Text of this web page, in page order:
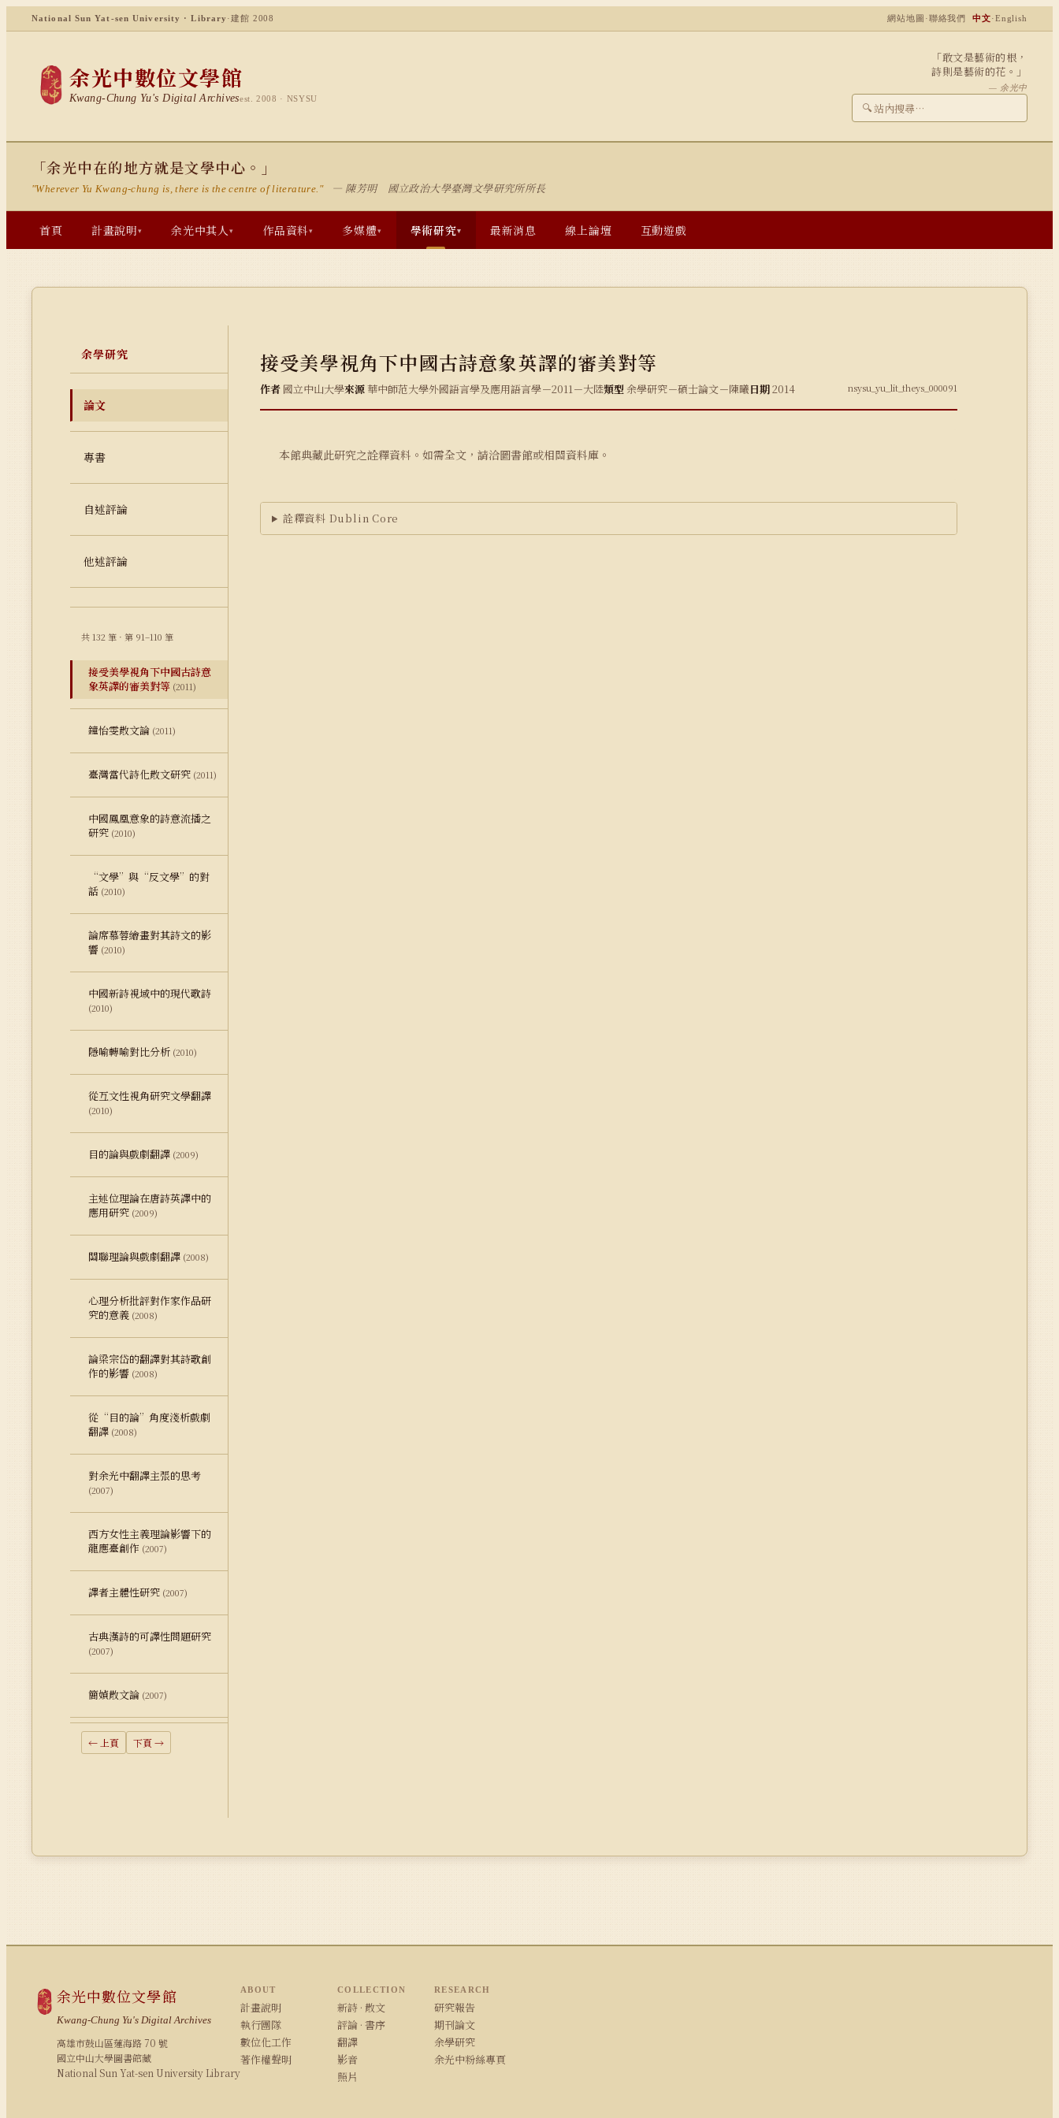
National Sun Yat-sen University · Library ·建館 2008 網站地圖 ·聯絡我們 中文·English
余光中數位文學館
Kwang-Chung Yu's Digital Archivesest. 2008 · NSYSU
「敢文是藝術的根，
詩則是藝術的花。」
— 余光中
🔍
「余光中在的地方就是文學中心。」
"Wherever Yu Kwang-chung is, there is the centre of literature." — 陳芳明 國立政治大學臺灣文學研究所所長
首頁 計畫說明▾ 余光中其人▾ 作品資料▾ 多媒體▾ 學術研究▾ 最新消息 線上論壇 互動遊戲
余學研究
論文
專書
自述評論
他述評論
共 132 筆 · 第 91–110 筆
接受美學視角下中國古詩意
象英譯的審美對等 (2011)
鐘怡雯散文論 (2011)
臺灣當代詩化散文研究 (2011)
中國鳳凰意象的詩意流播之
研究 (2010)
“文學”與“反文學”的對
話 (2010)
論席慕蓉繪畫對其詩文的影
響 (2010)
中國新詩視域中的現代歌詩
(2010)
隱喻轉喻對比分析 (2010)
從互文性視角研究文學翻譯
(2010)
目的論與戲劇翻譯 (2009)
主述位理論在唐詩英譯中的
應用研究 (2009)
關聯理論與戲劇翻譯 (2008)
心理分析批評對作家作品研
究的意義 (2008)
論梁宗岱的翻譯對其詩歌創
作的影響 (2008)
從“目的論”角度淺析戲劇
翻譯 (2008)
對余光中翻譯主張的思考
(2007)
西方女性主義理論影響下的
龍應臺創作 (2007)
譯者主體性研究 (2007)
古典漢詩的可譯性問題研究
(2007)
簡媜散文論 (2007)
← 上頁 下頁 →
接受美學視角下中國古詩意象英譯的審美對等
作者 國立中山大學來源華中師范大學外國語言學及應用語言學－2011－大陸類型 余學研究－碩士論文－陳曦日期2014 nsysu_yu_lit_theys_000091
本館典藏此研究之詮釋資料。如需全文，請洽圖書館或相關資料庫。
詮釋資料 Dublin Core
余光中數位文學館
Kwang-Chung Yu's Digital Archives
高雄市鼓山區蓮海路 70 號
國立中山大學圖書館藏
National Sun Yat-sen University Library
ABOUT
計畫說明
執行團隊
數位化工作
著作權聲明
COLLECTION
新詩 · 散文
評論 · 書序
翻譯
影音
照片
RESEARCH
研究報告
期刊論文
余學研究
余光中粉絲專頁